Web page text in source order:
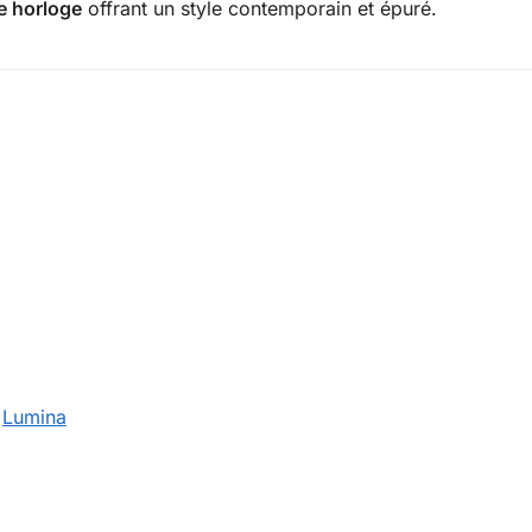
horlogeoffrant un style contemporain et épuré.
Lumina